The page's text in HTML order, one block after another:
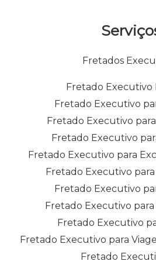
Fretados
Fretado Executivo
Fretado Executivo
Fretado Executivo
Fretado Executivo
Fretado Executivo para
Fretado Executivo
Fretado Executivo
Fretado Executivo
Fretado Executivo
Fretado Executivo para
Fretado